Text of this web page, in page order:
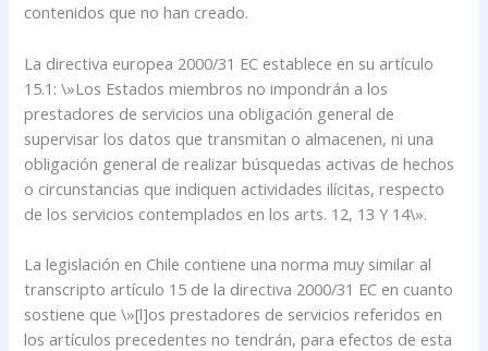
contenidos que no han creado.
La directiva europea 2000/31 EC establece en su artículo
15.1: \»Los Estados miembros no impondrán a los
prestadores de servicios una obligación general de
supervisar los datos que transmitan o almacenen, ni una
obligación general de realizar búsquedas activas de hechos
o circunstancias que indiquen actividades ilícitas, respecto
de los servicios contemplados en los arts. 12, 13 Y 14\».
La legislación en Chile contiene una norma muy similar al
transcripto artículo 15 de la directiva 2000/31 EC en cuanto
sostiene que \»[l]os prestadores de servicios referidos en
los artículos precedentes no tendrán, para efectos de esta